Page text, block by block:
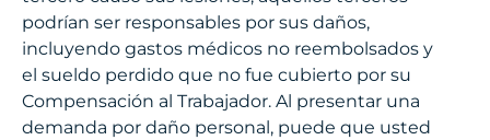
podrían ser responsables por sus daños,
incluyendo gastos médicos no reembolsados y
el sueldo perdido que no fue cubierto por su
Compensación al Trabajador. Al presentar una
demanda por daño personal, puede que usted